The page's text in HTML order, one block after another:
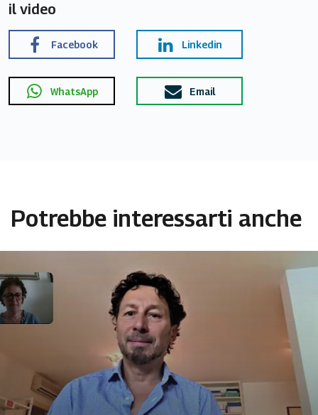
il video
Facebook Linkedin
WhatsApp Email
Potrebbe interessarti anche